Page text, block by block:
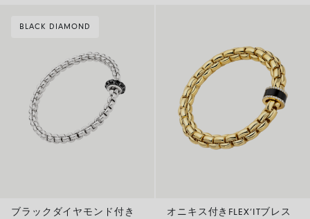
BLACK DIAMOND
ブラックダイヤモンド付き
オニキス付きFLEX’ITブレス